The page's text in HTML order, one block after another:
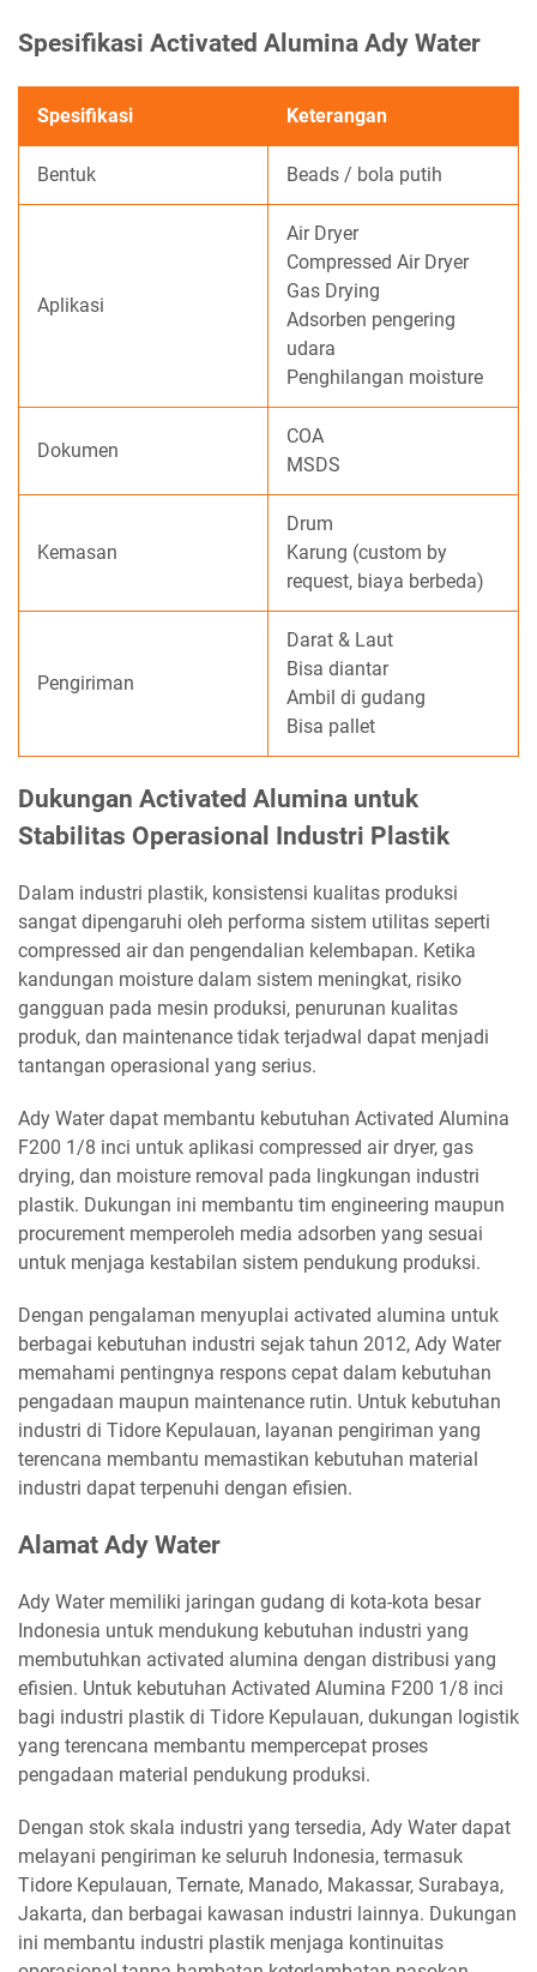
Spesifikasi Activated Alumina Ady Water
Spesifikasi Keterangan
Bentuk Beads / bola putih
Aplikasi
Air Dryer
Compressed Air Dryer
Gas Drying
Adsorben pengering
udara
Penghilangan moisture
Dokumen
COA
MSDS
Kemasan
Drum
Karung (custom by
request, biaya berbeda)
Pengiriman
Darat & Laut
Bisa diantar
Ambil di gudang
Bisa pallet
Dukungan Activated Alumina untuk
Stabilitas Operasional Industri Plastik
Dalam industri plastik, konsistensi kualitas produksi
sangat dipengaruhi oleh performa sistem utilitas seperti
compressed air dan pengendalian kelembapan. Ketika
kandungan moisture dalam sistem meningkat, risiko
gangguan pada mesin produksi, penurunan kualitas
produk, dan maintenance tidak terjadwal dapat menjadi
tantangan operasional yang serius.
Ady Water dapat membantu kebutuhan Activated Alumina
F200 1/8 inci untuk aplikasi compressed air dryer, gas
drying, dan moisture removal pada lingkungan industri
plastik. Dukungan ini membantu tim engineering maupun
procurement memperoleh media adsorben yang sesuai
untuk menjaga kestabilan sistem pendukung produksi.
Dengan pengalaman menyuplai activated alumina untuk
berbagai kebutuhan industri sejak tahun 2012, Ady Water
memahami pentingnya respons cepat dalam kebutuhan
pengadaan maupun maintenance rutin. Untuk kebutuhan
industri di Tidore Kepulauan, layanan pengiriman yang
terencana membantu memastikan kebutuhan material
industri dapat terpenuhi dengan efisien.
Alamat Ady Water
Ady Water memiliki jaringan gudang di kota-kota besar
Indonesia untuk mendukung kebutuhan industri yang
membutuhkan activated alumina dengan distribusi yang
efisien. Untuk kebutuhan Activated Alumina F200 1/8 inci
bagi industri plastik di Tidore Kepulauan, dukungan logistik
yang terencana membantu mempercepat proses
pengadaan material pendukung produksi.
Dengan stok skala industri yang tersedia, Ady Water dapat
melayani pengiriman ke seluruh Indonesia, termasuk
Tidore Kepulauan, Ternate, Manado, Makassar, Surabaya,
Jakarta, dan berbagai kawasan industri lainnya. Dukungan
ini membantu industri plastik menjaga kontinuitas